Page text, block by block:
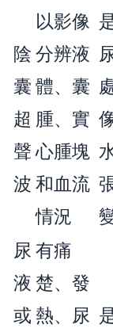
陰
囊
超
聲
波
以影像
分辨液
體、囊
腫、實
心腫塊
和血流
情況
尿
液
或
有痛
楚、發
熱、尿